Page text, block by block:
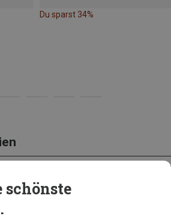
Du sparst 34%
schönste